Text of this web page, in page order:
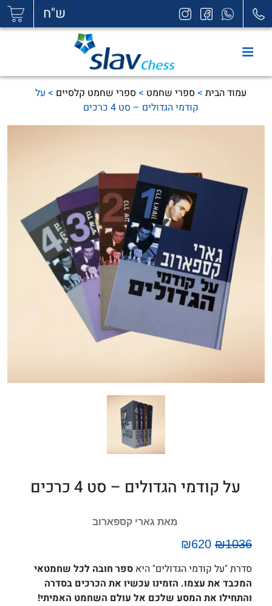
| ש"ח
עמוד הבית > ספרי שחמט > ספרי שחמט קלסיים > על
קודמי הגדולים – סט 4 כרכים
על קודמי הגדולים – סט 4 כרכים
מאת גארי קספארוב
₪1036
סדרת "על קודמי הגדולים" היא ספר חובה לכל שחמטאי
המכבד את עצמו. הזמינו עכשיו את הכרכים בסדרה
והתחילו את המסע שלכם אל עולם השחמט האמיתי!